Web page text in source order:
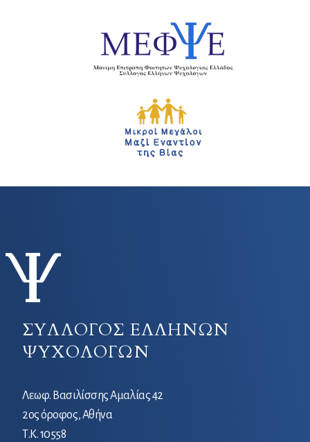
ΣΥΛΛΟΓΟΣ ΕΛΛΗΝΩΝ
ΨΥΧΟΛΟΓΩΝ
Λεωφ. Βασιλίσσης Αμαλίας 42
2ος όροφος, Αθήνα
Τ.Κ. 10558